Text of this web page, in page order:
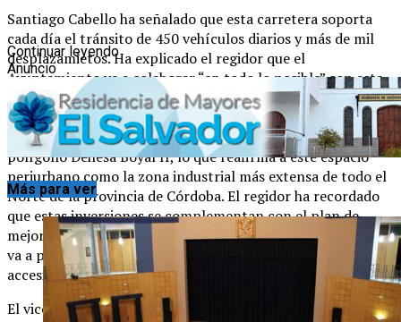
Santiago Cabello ha señalado que esta carretera soporta
cada día el tránsito de 450 vehículos diarios y más de mil
desplazamietos. Ha explicado el regidor que el
Ayuntamiento va a colaborar “en todo lo posible” con esta
iniciativa y ha recordado que esta vía no sólo es importante
por ser el actual acceso al Polígono Dehesa Boyal I y a
Covap sino también porque en esa zona se va a construir el
polígono Dehesa Boyal II, lo que reafirma a este espacio
periurbano como la zona industrial más extensa de todo el
Norte de la provincia de Córdoba. El regidor ha recordado
que estas inversiones se complementan con el plan de
mejora que ya se está realizando en la Dehesa Boyal I y que
va a permitir que este polígono tenga mejores servicios de
accesibilidad y seguridad.
El vicepresidente de la Diputación y diputado de
Continuar leyendo
Anuncio
Más para ver